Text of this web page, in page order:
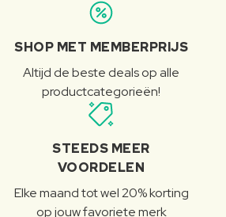
SHOP MET MEMBERPRIJS
Altijd de beste deals op alle
productcategorieën!
STEEDS MEER
VOORDELEN
Elke maand tot wel 20% korting
op jouw favoriete merk